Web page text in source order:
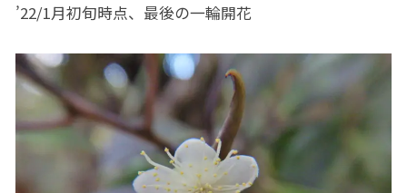
’22/1月初旬時点、最後の一輪開花